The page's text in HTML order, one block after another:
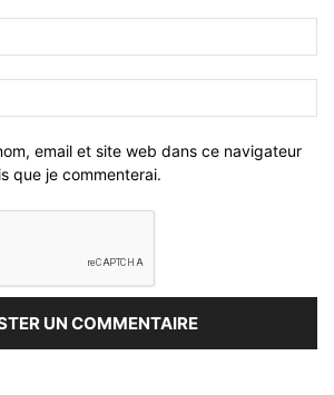
email et site web dans ce navigateur
que je commenterai.